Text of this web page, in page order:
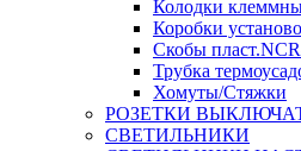
Колодки
Коробки
Скобы
Трубка
Хомуты/Стяжки
РОЗЕТКИ
СВЕТИЛЬНИКИ